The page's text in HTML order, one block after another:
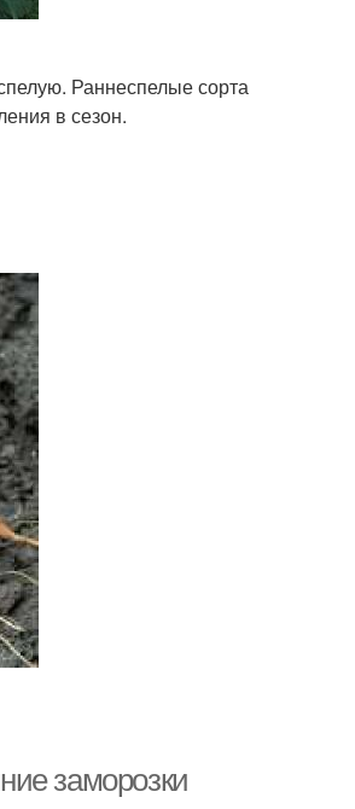
Раннеспелые сорта
в сезон.
заморозки